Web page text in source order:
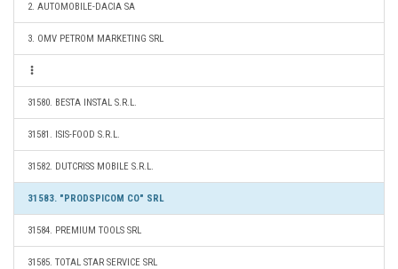
2. AUTOMOBILE-DACIA SA
3. OMV PETROM MARKETING SRL
31580. BESTA INSTAL S.R.L.
31581. ISIS-FOOD S.R.L.
31582. DUTCRISS MOBILE S.R.L.
31583. "PRODSPICOM CO" SRL
31584. PREMIUM TOOLS SRL
31585. TOTAL STAR SERVICE SRL